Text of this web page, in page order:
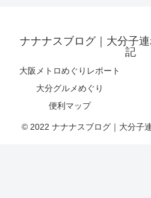
ナナナスブログ｜大分子
記
大阪メトロめぐりレポート
大分グルメめぐり
便利マップ
© 2022 ナナナスブログ｜大分子